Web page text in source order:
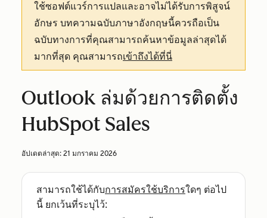
ใช้ซอฟต์แวร์การแปลและอาจไม่ได้รับการพิสูจน์
อักษร บทความฉบับภาษาอังกฤษนี้ควรถือเป็น
ฉบับทางการที่คุณสามารถค้นหาข้อมูลล่าสุดได้
มากที่สุด คุณสามารถเข้าถึงได้ที่นี่
Outlook ล่มด้วยการติดตั้ง
HubSpot Sales
อัปเดตล่าสุด: 21 มกราคม 2026
สามารถใช้ได้กับการสมัครใช้บริการใดๆ ต่อไป
นี้ ยกเว้นที่ระบุไว้: